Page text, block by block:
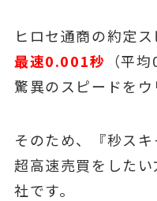
ヒロセ通商の約定
最速0.001秒 （平
驚異のスピードをウ
そのため、『秒ス
超高速売買をした
社です。